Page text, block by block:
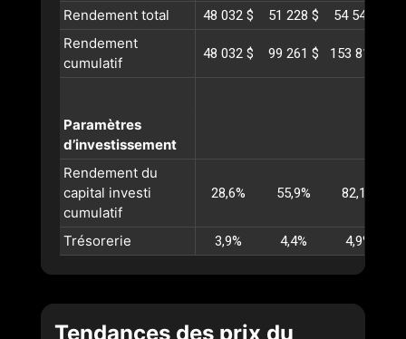
Rendement total 48 032 $ 51 228 $ 54 549 $
Rendement
cumulatif
48 032 $ 99 261 $ 153 811 $
Paramètres
d’investissement
Rendement du
capital investi
cumulatif
28,6% 55,9% 82,1%
Trésorerie 3,9% 4,4% 4,9%
Tendances des prix du